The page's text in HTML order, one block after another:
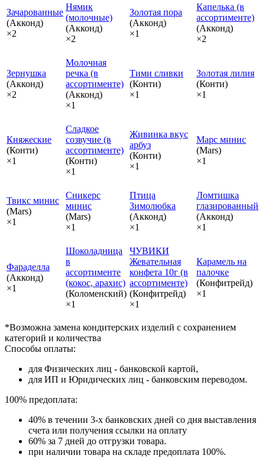
Зачарованные
(Акконд)
×2
Нямик
(молочные)
(Акконд)
×2
Золотая пора
(Акконд)
×1
Капелька (в
ассортименте)
(Акконд)
×2
Зернушка
(Акконд)
×2
Молочная
речка (в
ассортименте)
(Акконд)
×1
Тими сливки
(Конти)
×1
Золотая лилия
(Конти)
×1
Княжеские
(Конти)
×1
Сладкое
созвучие (в
ассортименте)
(Конти)
×1
Живинка вкус
арбуз
(Конти)
×1
Марс минис
(Mars)
×1
Твикс минис
(Mars)
×1
Сникерс
минис
(Mars)
×1
Птица
Зимолюбка
(Акконд)
×1
Ломтишка
глазированный
(Акконд)
×1
Фараделла
(Акконд)
×1
Шоколадница
в
ассортименте
(кокос, арахис)
(Коломенский)
×1
ЧУВИКИ
Жевательная
конфета 10г (в
ассортименте)
(Конфитрейд)
×1
Карамель на
палочке
(Конфитрейд)
×1
*Возможна замена кондитерских изделий с сохранением
категорий и количества
Способы оплаты:
для Физических лиц - банковской картой,
для ИП и Юридических лиц - банковским переводом.
100% предоплата:
40% в течении 3-х банковских дней со дня выставления
счета или получения ссылки на оплату
60% за 7 дней до отгрузки товара.
при наличии товара на складе предоплата 100%.